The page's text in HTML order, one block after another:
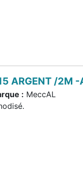
ARGENT /2M
: MeccAL